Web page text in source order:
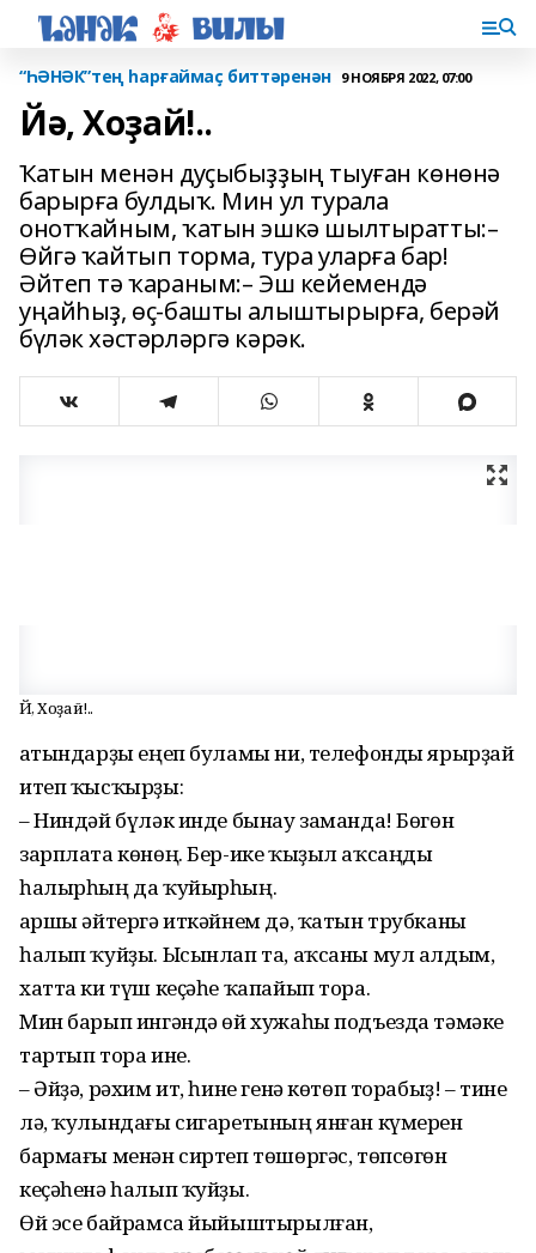
“ҺӘНӘК”тең һарғаймаҫ биттәренән 9 НОЯБРЯ 2022, 07:00
Йә, Хоҙай!..
Ҡатын менән дуҫыбыҙҙың тыуған көнөнә
барырға булдыҡ. Мин ул турала
онотҡайным, ҡатын эшкә шылтыратты:–
Өйгә ҡайтып торма, тура уларға бар!
Әйтеп тә ҡараным:– Эш кейемендә
уңайһыҙ, өҫ-башты алыштырырға, берәй
бүләк хәстәр­ләргә кәрәк.
Йә, Хоҙай!..
Ҡатындарҙы еңеп буламы ни, телефонды ярырҙай
итеп ҡысҡырҙы:
– Ниндәй бүләк инде бынау заманда! Бөгөн
зарплата көнөң. Бер-ике ҡыҙыл аҡсаңды
һалырһың да ҡуйырһың.
Ҡаршы әйтергә иткәйнем дә, ҡатын трубканы
һалып ҡуйҙы. Ысынлап та, аҡсаны мул алдым,
хатта ки түш кеҫәһе ҡапайып тора.
Мин барып ингәндә өй хужаһы подъезда тәмәке
тартып тора ине.
– Әйҙә, рәхим ит, һине генә көтөп торабыҙ! – тине
лә, ҡулындағы сигаретының янған күмерен
бармағы менән сиртеп төшөргәс, төпсөгөн
кеҫәһенә һалып ҡуйҙы.
Өй эсе байрамса йыйыштырылған,